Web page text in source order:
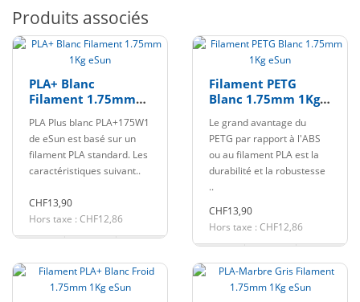
Produits associés
PLA+ Blanc
Filament 1.75mm
PLA Plus blanc PLA+175W1
de eSun est basé sur un
filament PLA standard. Les
caractéristiques suivant..
CHF13,90
Hors taxe : CHF12,86
Filament PETG
Blanc 1.75mm 1Kg
Le grand avantage du
PETG par rapport à l'ABS
ou au filament PLA est la
durabilité et la robustesse
..
CHF13,90
Hors taxe : CHF12,86